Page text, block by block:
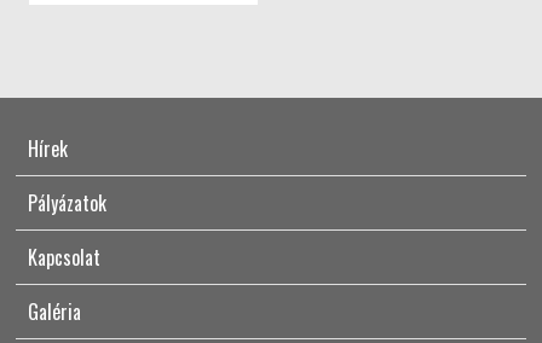
Hírek
Pályázatok
Kapcsolat
Galéria